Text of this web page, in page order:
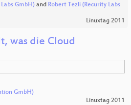
GmbH) and Robert Tezli (Recurity Labs
Linuxtag 2011
was die Cloud
GmbH)
Linuxtag 2011